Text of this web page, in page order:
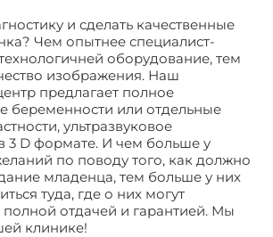
и сделать качественные
Чем опытнее специалист-
оборудование, тем
изображения. Наш
предлагает полное
беременности или отдельные
ультразвуковое
3 D формате. И чем больше у
по поводу того, как должно
младенца, тем больше у них
туда, где о них могут
полной отдачей и гарантией. Мы
клинике!